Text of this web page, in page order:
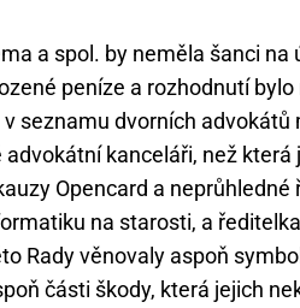
a spol. by neměla šanci
peníze a rozhodnutí
seznamu dvorních
kanceláři, než
Opencard a
na starosti, a
Rady věnovaly aspoň
části škody, která jejich